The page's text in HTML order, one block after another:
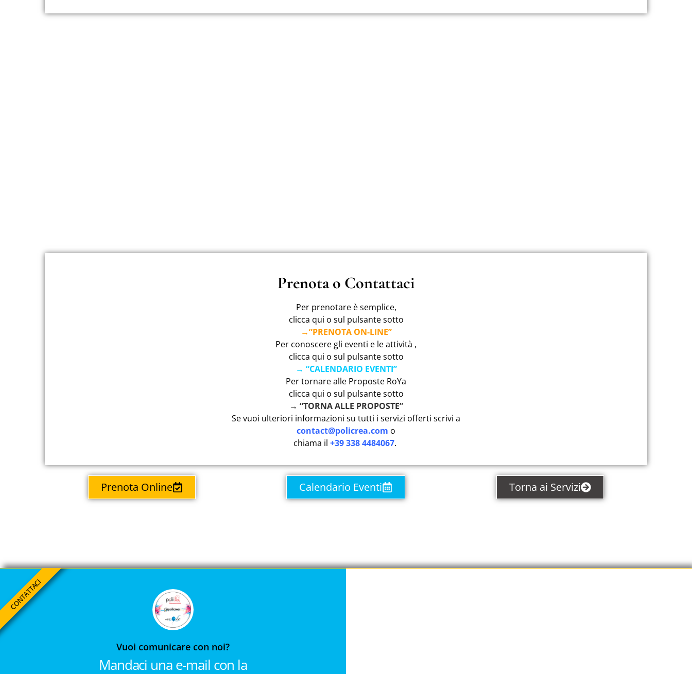
Prenota o Contattaci
Per prenotare è semplice,
clicca qui o sul pulsante sotto
→”PRENOTA ON-LINE”
Per conoscere gli eventi e le attività ,
clicca qui o sul pulsante sotto
→ “CALENDARIO EVENTI”
Per tornare alle Proposte RoYa
clicca qui o sul pulsante sotto
→ “TORNA ALLE PROPOSTE”
Se vuoi ulteriori informazioni su tutti i servizi offerti scrivi a
contact@policrea.com o
chiama il +39 338 4484067.
Prenota Online Calendario Eventi Torna ai Servizi
Vuoi comunicare con noi?
Mandaci una e-mail con la
CONTATTACI